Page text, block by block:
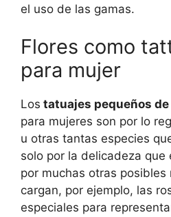
el uso de las gamas.
Flores como
para mujer
Los tatuajes pequeños
para mujeres son por lo
u otras tantas especies
solo por la delicadeza
por muchas otras posibles
cargan, por ejemplo, las
especiales para